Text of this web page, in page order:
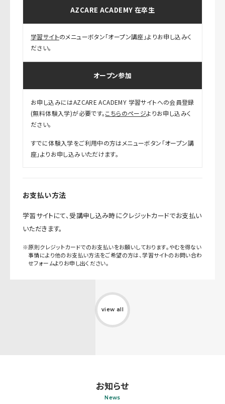
AZCARE ACADEMY 在卒生
学習サイトのメニューボタン「オープン講座」よりお申し込みく
ださい。
オープン参加
お申し込みにはAZCARE ACADEMY 学習サイトへの会員登録
(無料体験入学)が必要です。こちらのページよりお申し込みく
ださい。
すでに体験入学をご利用中の方はメニューボタン「オープン講
座」よりお申し込みいただけます。
お支払い方法
学習サイトにて、受講申し込み時にクレジットカードでお支払い
いただきます。
※原則クレジットカードでのお支払いをお願いしております。やむを得ない
事情により他のお支払い方法をご希望の方は、学習サイトのお問い合わ
せフォームよりお申し出ください。
view all
お知らせ
News